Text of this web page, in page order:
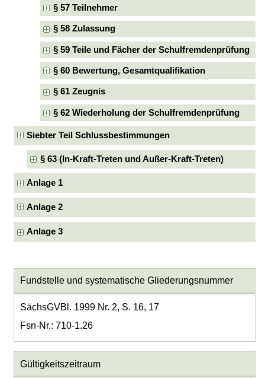
§ 57 Teilnehmer
§ 58 Zulassung
§ 59 Teile und Fächer der Schulfremdenprüfung
§ 60 Bewertung, Gesamtqualifikation
§ 61 Zeugnis
§ 62 Wiederholung der Schulfremdenprüfung
Siebter Teil Schlussbestimmungen
§ 63 (In-Kraft-Treten und Außer-Kraft-Treten)
Anlage 1
Anlage 2
Anlage 3
Fundstelle und systematische Gliederungsnummer
SächsGVBl. 1999 Nr. 2, S. 16, 17
Fsn-Nr.: 710-1.26
Gültigkeitszeitraum